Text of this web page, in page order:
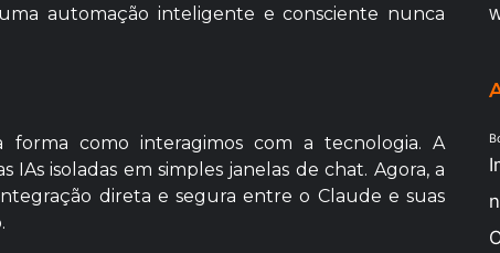
automação inteligente e consciente nunca
forma como interagimos com a tecnologia. A
IAs isoladas em simples janelas de chat. Agora, a
direta e segura entre o Claude e suas